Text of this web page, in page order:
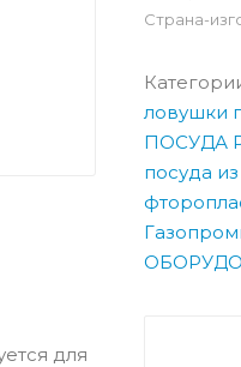
для
Страна-
ловушки
ПОСУДА
посуда